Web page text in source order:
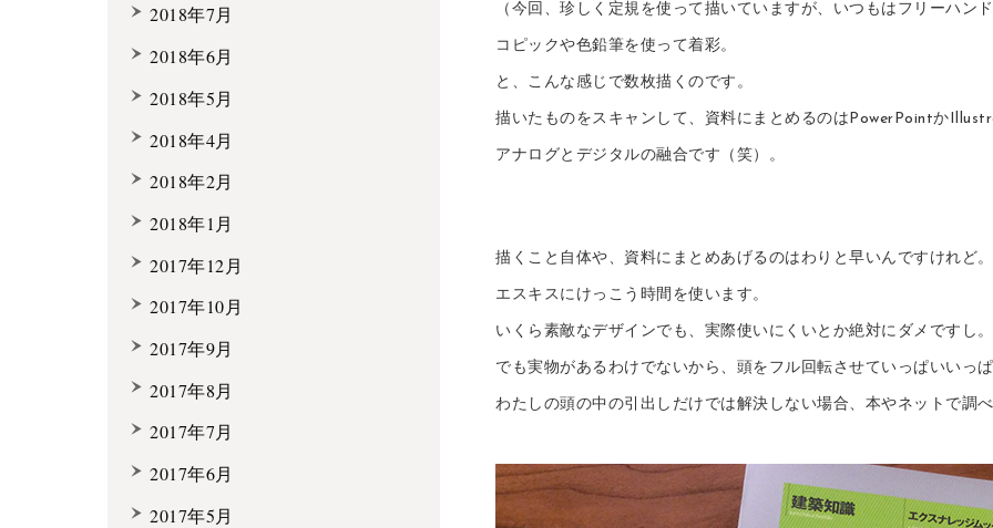
（今回、珍しく定規を使って描いていますが、いつもはフリーハン
コピックや色鉛筆を使って着彩。
と、こんな感じで数枚描くのです。
描いたものをスキャンして、資料にまとめるのはPowerPointか
アナログとデジタルの融合です（笑）。
描くこと自体や、資料にまとめあげるのはわりと早いんですけれど。
エスキスにけっこう時間を使います。
いくら素敵なデザインでも、実際使いにくいとか絶対にダメですし。
でも実物があるわけでないから、頭をフル回転させていっぱいいっ
わたしの頭の中の引出しだけでは解決しない場合、本やネットで調
2018年7月
2018年6月
2018年5月
2018年4月
2018年2月
2018年1月
2017年12月
2017年10月
2017年9月
2017年8月
2017年7月
2017年6月
2017年5月